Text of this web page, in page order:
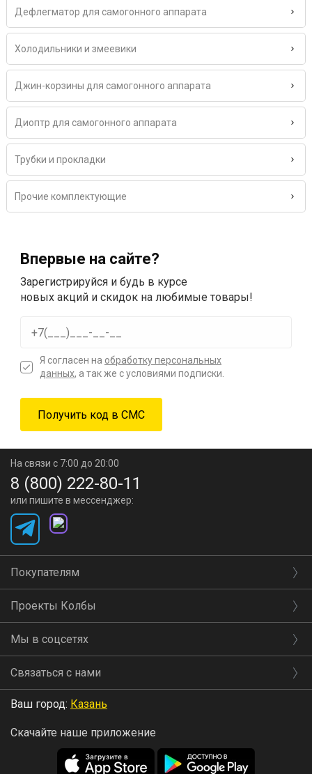
Дефлегматор для самогонного аппарата
Холодильники и змеевики
Джин-корзины для самогонного аппарата
Диоптр для самогонного аппарата
Трубки и прокладки
Прочие комплектующие
Впервые на сайте?
Зарегистрируйся и будь в курсе
новых акций и скидок на любимые товары!
Я согласен на обработку персональных
данных, а так же с условиями подписки.
На связи с 7:00 до 20:00
8 (800) 222-80-11
или пишите в мессенджер:
Покупателям
Проекты Колбы
Мы в соцсетях
Связаться с нами
Ваш город: Казань
Скачайте наше приложение